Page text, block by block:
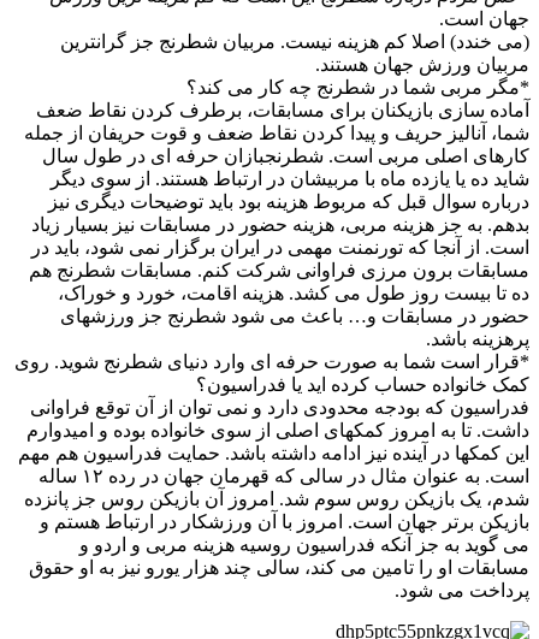
جهان است.
(می خندد) اصلا کم هزینه نیست. مربیان شطرنج جز گرانترین
مربیان ورزش جهان هستند.
*مگر مربی شما در شطرنج چه کار می کند؟
آماده سازی بازیکنان برای مسابقات، برطرف کردن نقاط ضعف
شما، آنالیز حریف و پیدا کردن نقاط ضعف و قوت حریفان از جمله
کارهای اصلی مربی است. شطرنجبازان حرفه ای در طول سال
شاید ده یا یازده ماه با مربیشان در ارتباط هستند. از سوی دیگر
درباره سوال قبل که مربوط هزینه بود باید توضیحات دیگری نیز
بدهم. به جز هزینه مربی، هزینه حضور در مسابقات نیز بسیار زیاد
است. از آنجا که تورنمنت مهمی در ایران برگزار نمی شود، باید در
مسابقات برون مرزی فراوانی شرکت کنم. مسابقات شطرنج هم
ده تا بیست روز طول می کشد. هزینه اقامت، خورد و خوراک،
حضور در مسابقات و… باعث می شود شطرنج جز ورزشهای
پرهزینه باشد.
*قرار است شما به صورت حرفه ای وارد دنیای شطرنج شوید. روی
کمک خانواده حساب کرده اید یا فدراسیون؟
فدراسیون که بودجه محدودی دارد و نمی توان از آن توقع فراوانی
داشت. تا به امروز کمکهای اصلی از سوی خانواده بوده و امیدوارم
این کمکها در آینده نیز ادامه داشته باشد. حمایت فدراسیون هم مهم
است. به عنوان مثال در سالی که قهرمان جهان در رده ۱۲ ساله
شدم، یک بازیکن روس سوم شد. امروز آن بازیکن روس جز پانزده
بازیکن برتر جهان است. امروز با آن ورزشکار در ارتباط هستم و
می گوید به جز آنکه فدراسیون روسیه هزینه مربی و اردو و
مسابقات او را تامین می کند، سالی چند هزار یورو نیز به او حقوق
پرداخت می شود.